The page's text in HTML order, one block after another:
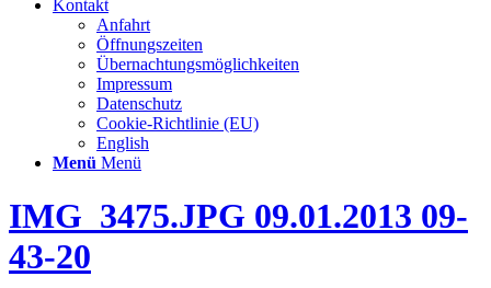
Kontakt
Anfahrt
Öffnungszeiten
Übernachtungsmöglichkeiten
Impressum
Datenschutz
Cookie-Richtlinie (EU)
English
Menü Menü
IMG_3475.JPG 09.01.2013 09-
43-20